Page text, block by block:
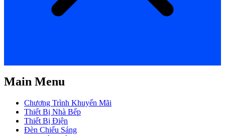
Main Menu
Chương Trình Khuyến Mãi
Thiết Bị Nhà Bếp
Thiết Bị Điện
Đèn Chiếu Sáng